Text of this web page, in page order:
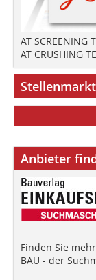
AT SCREENING
AT CRUSHING
Anbieter
Finden Sie
BAU - der